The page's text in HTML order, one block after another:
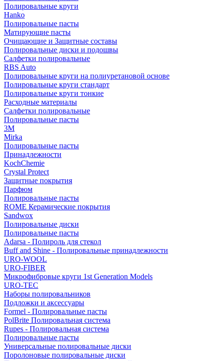
Полировальные круги
Hanko
Полировальные пасты
Матирующие пасты
Очищающие и Защитные составы
Полировальные диски и подошвы
Салфетки полировальные
RBS Auto
Полировальные круги на полиуретановой основе
Полировальные круги стандарт
Полировальные круги тонкие
Расходные материалы
Салфетки полировальные
Полировальные пасты
3М
Mirka
Полировальные пасты
Принадлежности
KochChemie
Crystal Protect
Защитные покрытия
Парфюм
Полировальные пасты
ROME Керамические покрытия
Sandwox
Полировальные диски
Полировальные пасты
Adarsa - Полироль для стекол
Buff and Shine - Полировальные принадлежности
URO-WOOL
URO-FIBER
Микрофибровые круги 1st Generation Models
URO-TEC
Наборы полировальников
Подложки и аксессуары
Formel - Полировальные пасты
PolBrite Полировальная система
Rupes - Полировальная система
Полировальные пасты
Универсальные полировальные диски
Поролоновые полировальные диски